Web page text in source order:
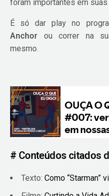
foram importantes em suas
É só dar play no
Anchor ou correr na
mesmo.
# Conteúdos citados
Texto: Como “Starman”